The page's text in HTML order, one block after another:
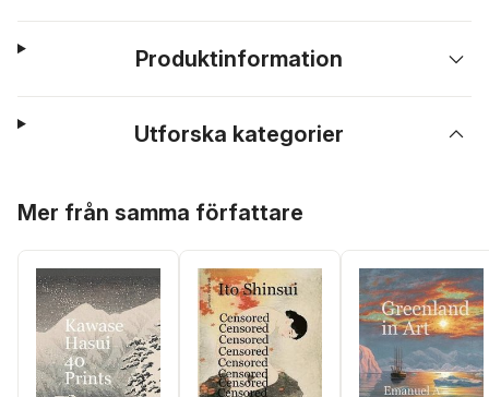
Produktinformation
Utforska kategorier
Mer från samma författare